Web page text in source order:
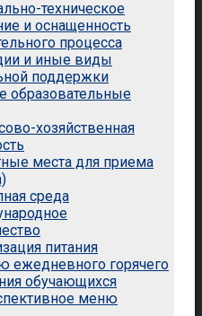
техническое
и оснащенность
процесса
и иные виды
поддержки
образовательные
хозяйственная
места для приема
среда
питания
ежедневного горячего
обучающихся
меню